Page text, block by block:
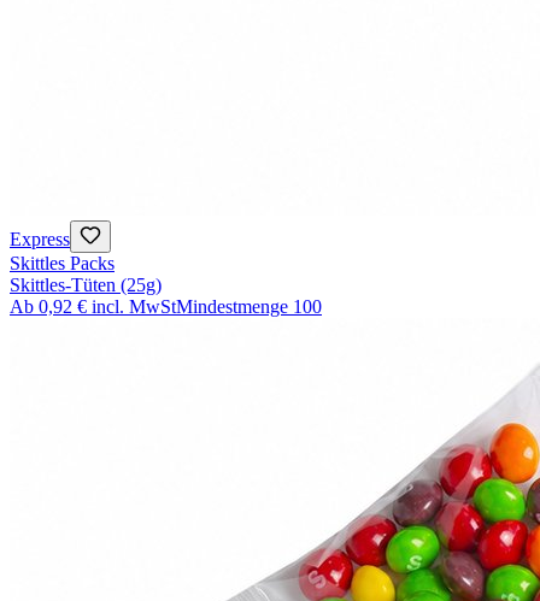
Express
Skittles Packs
Skittles-Tüten (25g)
Ab 0,92 € incl. MwStMindestmenge 100